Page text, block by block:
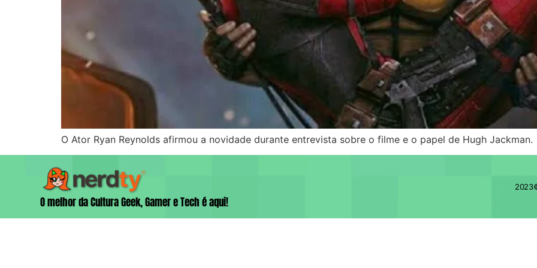
O Ator Ryan Reynolds afirmou a novidade durante entrevista sobre o filme e o papel de Hugh Jackman. ​
O melhor da Cultura Geek, Gamer e Tech é aqui!